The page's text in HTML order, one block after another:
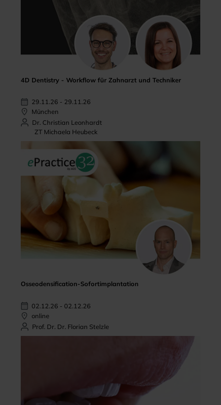
4D Dentistry - Workflow für Zahnarzt und Techniker
29.11.26 - 29.11.26
München
Dr. Christian Leonhardt
ZT Michaela Heubeck
Osseodensification-Sofortimplantation
02.12.26 - 02.12.26
online
Prof. Dr. Dr. Florian Stelzle